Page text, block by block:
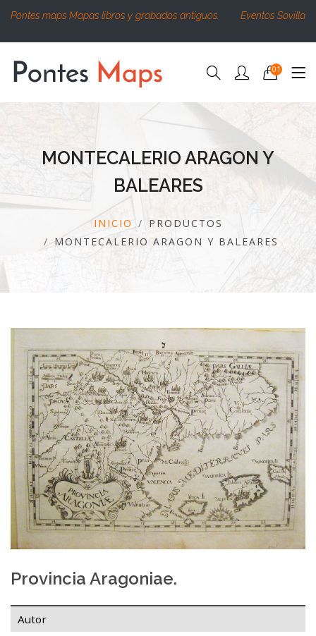
Pontes maps Mapas libros y grabados antiguos. Eventos Sovilla
01
MONTECALERIO ARAGON Y
BALEARES
INICIO
PRODUCTOS
MONTECALERIO ARAGON Y BALEARES
Provincia Aragoniae.
Autor